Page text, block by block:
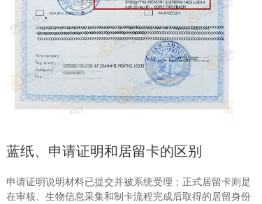
蓝纸、申请证明和居留卡的区别
申请证明说明材料已提交并被系统受理；正式居留卡则是
在审核、生物信息采集和制卡流程完成后取得的居留身份